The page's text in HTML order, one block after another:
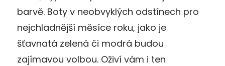
barvě. Boty v neobvyklých odstínech pro
nejchladnější měsíce roku, jako je
šťavnatá zelená či modrá budou
zajímavou volbou. Oživí vám i ten